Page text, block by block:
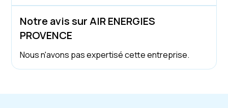
Notre avis sur AIR ENERGIES
PROVENCE
Nous n'avons pas expertisé cette entreprise.